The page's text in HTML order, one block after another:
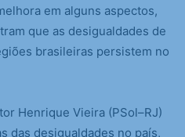
em alguns aspectos,
que as desigualdades de
brasileiras persistem no
Henrique Vieira (PSol–RJ)
das desigualdades no país,